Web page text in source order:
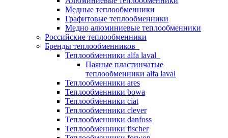
Медные теплообменники
Графитовые теплообменники
Медно алюминиевые теплообменники
Российские теплообменники
Бренды теплообменников
Теплообменники alfa laval
Паяные пластинчатые
теплообменники alfa laval
Теплообменники ares
Теплообменники bowa
Теплообменники ciat
Теплообменники clever
Теплообменники danfoss
Теплообменники fischer